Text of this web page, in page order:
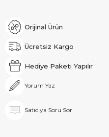
Orijinal Ürün
Ücretsiz Kargo
Hediye Paketi Yapılır
Yorum Yaz
Satıcıya Soru Sor